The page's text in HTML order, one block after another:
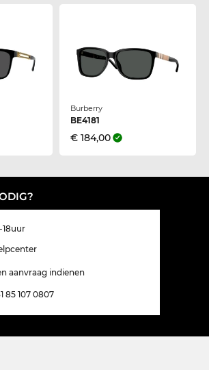
Burberry
BE4181
€ 184,00
aanvraag indienen
85 107 0807